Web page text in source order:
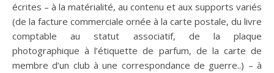
écrites – à la matérialité, au contenu et aux supports variés
(de la facture commerciale ornée à la carte postale, du livre
comptable au statut associatif, de la plaque
photographique à l’étiquette de parfum, de la carte de
membre d’un club à une correspondance de guerre..) – à